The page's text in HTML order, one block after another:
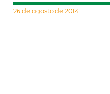
26 de agosto de 2014